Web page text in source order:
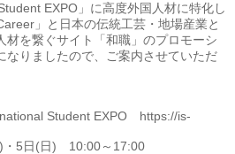
EXPO」に高度外国人材に特化し
」と日本の伝統工芸・地場産業と
材を繋ぐサイト「和職」のプロモーシ
なりましたので、ご案内させていただ
Student EXPO https://is-
5日(日) 10:00～17:00